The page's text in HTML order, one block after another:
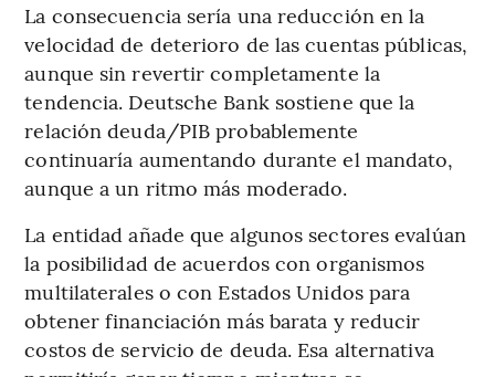
La consecuencia sería una reducción en la
velocidad de deterioro de las cuentas públicas,
aunque sin revertir completamente la
tendencia. Deutsche Bank sostiene que la
relación deuda/PIB probablemente
continuaría aumentando durante el mandato,
aunque a un ritmo más moderado.
La entidad añade que algunos sectores evalúan
la posibilidad de acuerdos con organismos
multilaterales o con Estados Unidos para
obtener financiación más barata y reducir
costos de servicio de deuda. Esa alternativa